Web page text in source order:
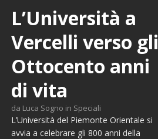
L’Università a
Vercelli verso gli
Ottocento anni
di vita
da Luca Sogno in Speciali
L’Università del Piemonte Orientale si
avvia a celebrare gli 800 anni della